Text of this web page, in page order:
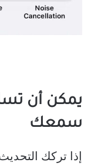
يمكن أن
سمعك